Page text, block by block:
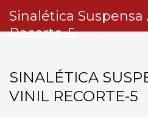
Sinalética Suspensa
Recorte-5
SINALÉTICA
VINIL RECORTE-5